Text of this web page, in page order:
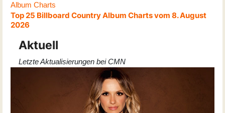
Album Charts
Top 25 Billboard Country Album Charts vom 8. August
2026
Aktuell
Letzte Aktualisierungen bei CMN